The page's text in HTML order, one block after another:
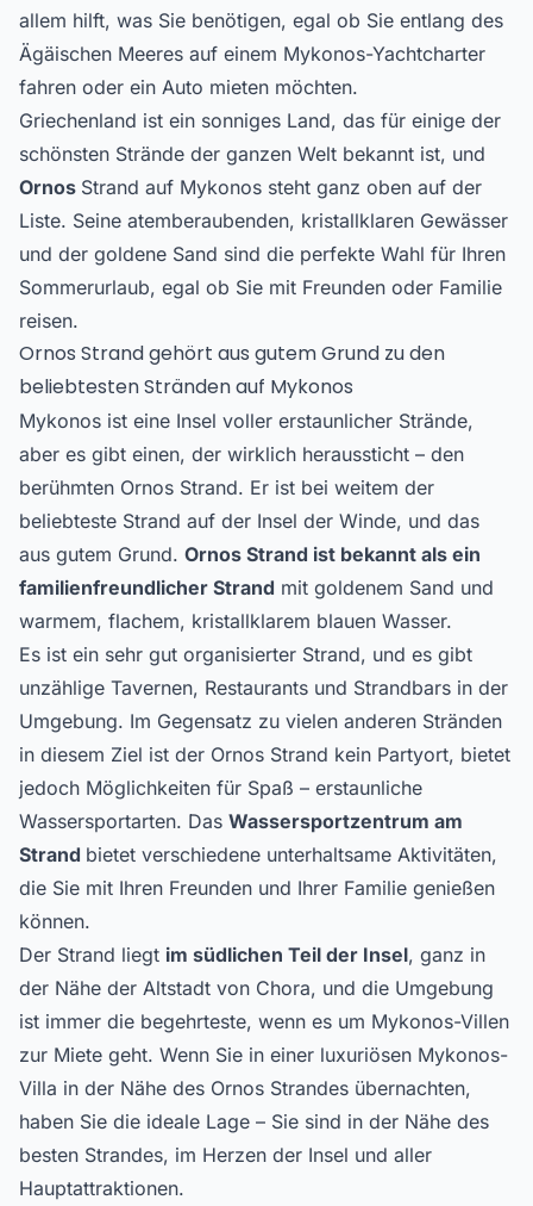
allem hilft, was Sie benötigen, egal ob Sie entlang des
Ägäischen Meeres auf einem Mykonos-Yachtcharter
fahren oder ein Auto mieten möchten.
Griechenland ist ein sonniges Land, das für einige der
schönsten Strände der ganzen Welt bekannt ist, und
Ornos Strand auf Mykonos steht ganz oben auf der
Liste. Seine atemberaubenden, kristallklaren Gewässer
und der goldene Sand sind die perfekte Wahl für Ihren
Sommerurlaub, egal ob Sie mit Freunden oder Familie
reisen.
Ornos Strand gehört aus gutem Grund zu den
beliebtesten Stränden auf Mykonos
Mykonos ist eine Insel voller erstaunlicher Strände,
aber es gibt einen, der wirklich heraussticht – den
berühmten Ornos Strand. Er ist bei weitem der
beliebteste Strand auf der Insel der Winde, und das
aus gutem Grund. Ornos Strand ist bekannt als ein
familienfreundlicher Strand mit goldenem Sand und
warmem, flachem, kristallklarem blauen Wasser.
Es ist ein sehr gut organisierter Strand, und es gibt
unzählige Tavernen, Restaurants und Strandbars in der
Umgebung. Im Gegensatz zu vielen anderen Stränden
in diesem Ziel ist der Ornos Strand kein Partyort, bietet
jedoch Möglichkeiten für Spaß – erstaunliche
Wassersportarten. Das Wassersportzentrum am
Strand bietet verschiedene unterhaltsame Aktivitäten,
die Sie mit Ihren Freunden und Ihrer Familie genießen
können.
Der Strand liegt im südlichen Teil der Insel, ganz in
der Nähe der Altstadt von Chora, und die Umgebung
ist immer die begehrteste, wenn es um Mykonos-Villen
zur Miete geht. Wenn Sie in einer luxuriösen Mykonos-
Villa in der Nähe des Ornos Strandes übernachten,
haben Sie die ideale Lage – Sie sind in der Nähe des
besten Strandes, im Herzen der Insel und aller
Hauptattraktionen.